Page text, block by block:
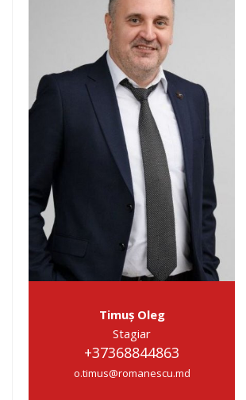
Timuș Oleg
Stagiar
+37368844863
o.timus@romanescu.md